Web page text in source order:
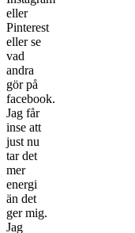
eller
Pinterest
eller se
vad
andra
gör på
facebook.
Jag får
inse att
just nu
tar det
mer
energi
än det
ger mig.
Jag